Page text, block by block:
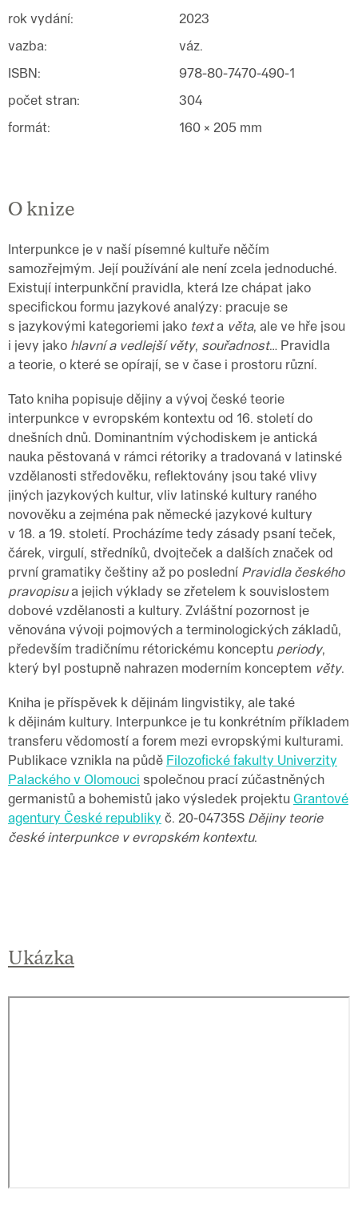
rok vydání:
2023
vazba:
váz.
ISBN:
978-80-7470-490-1
počet stran:
304
formát: 160 × 205 mm
O knize
Interpunkce je v naší písemné kultuře něčím
samozřejmým. Její používání ale není zcela jednoduché.
Existují interpunkční pravidla, která lze chápat jako
specifickou formu jazykové analýzy: pracuje se
s jazykovými kategoriemi jako texta věta, ale ve hře jsou
i jevy jako hlavní a vedlejší věty, souřadnost… Pravidla
a teorie, o které se opírají, se v čase i prostoru různí.
Tato kniha popisuje dějiny a vývoj české teorie
interpunkce v evropském kontextu od 16. století do
dnešních dnů. Dominantním východiskem je antická
nauka pěstovaná v rámci rétoriky a tradovaná v latinské
vzdělanosti středověku, reflektovány jsou také vlivy
jiných jazykových kultur, vliv latinské kultury raného
novověku a zejména pak německé jazykové kultury
v 18. a 19. století. Procházíme tedy zásady psaní teček,
čárek, virgulí, středníků, dvojteček a dalších značek od
první gramatiky češtiny až po poslední Pravidla českého
pravopisua jejich výklady se zřetelem k souvislostem
dobové vzdělanosti a kultury. Zvláštní pozornost je
věnována vývoji pojmových a terminologických základů,
především tradičnímu rétorickému konceptu periody,
který byl postupně nahrazen moderním konceptem věty.
Kniha je příspěvek k dějinám lingvistiky, ale také
k dějinám kultury. Interpunkce je tu konkrétním příkladem
transferu vědomostí a forem mezi evropskými kulturami.
Publikace vznikla na půdě Filozofické fakulty Univerzity
Palackého v Olomouci společnou prací zúčastněných
germanistů a bohemistů jako výsledek projektu Grantové
agentury České republiky č. 20-04735S Dějiny teorie
české interpunkce v evropském kontextu.
Ukázka